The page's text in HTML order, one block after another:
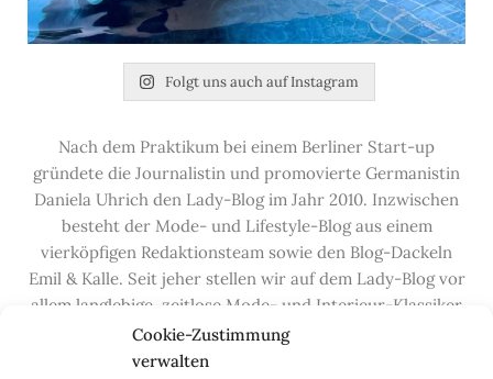
Cookie-Zustimmung
verwalten
Folgt uns auch auf Instagram
Nach dem Praktikum bei einem Berliner Start-up
gründete die Journalistin und promovierte Germanistin
Daniela Uhrich den Lady-Blog im Jahr 2010. Inzwischen
besteht der Mode- und Lifestyle-Blog aus einem
vierköpfigen Redaktionsteam sowie den Blog-Dackeln
Emil & Kalle. Seit jeher stellen wir auf dem Lady-Blog vor
allem langlebige, zeitlose Mode- und Interieur-Klassiker
vor, die hochwertig verarbeitet und unter guten
Bedingungen hergestellt wurden – gerne „Made in